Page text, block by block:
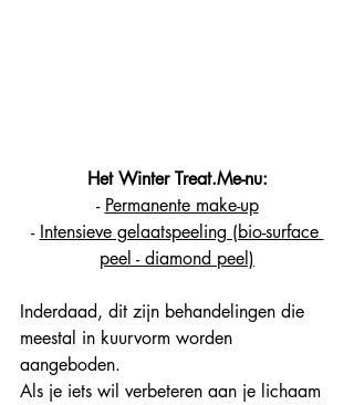
Het Winter Treat.Me-nu:
- Permanente make-up
- Intensieve gelaatspeeling (bio-surface
peel - diamond peel)
Inderdaad, dit zijn behandelingen die
meestal in kuurvorm worden
aangeboden.
Als je iets wil verbeteren aan je lichaam